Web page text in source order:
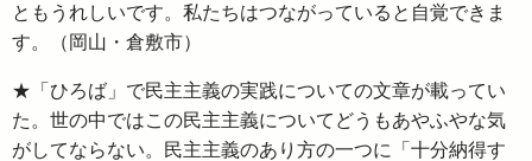
ともうれしいです。私たちはつながっていると自覚できま
す。（岡山・倉敷市）
★「ひろば」で民主主義の実践についての文章が載ってい
た。世の中ではこの民主主義についてどうもあやふやな気
がしてならない。民主主義のあり方の一つに「十分納得す